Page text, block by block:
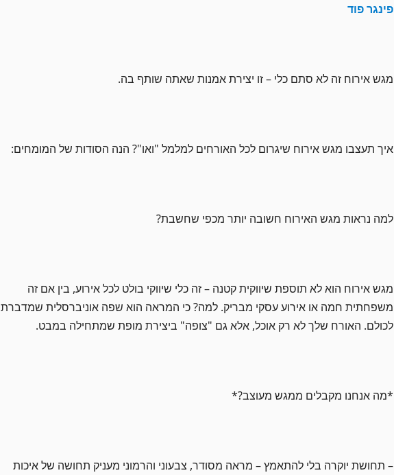
פינגר פוד
מגש אירוח זה לא סתם כלי – זו יצירת אמנות שאתה שותף בה.
איך תעצבו מגש אירוח שיגרום לכל האורחים למלמל "ואו"? הנה הסודות של המומחים:
למה נראות מגש האירוח חשובה יותר מכפי שחשבת?
מגש אירוח הוא לא תוספת שיווקית קטנה – זה כלי שיווקי בולט לכל אירוע, בין אם זה
משפחתית חמה או אירוע עסקי מבריק. למה? כי המראה הוא שפה אוניברסלית שמדברת
לכולם. האורח שלך לא רק אוכל, אלא גם "צופה" ביצירת מופת שמתחילה במבט.
*מה אנחנו מקבלים ממגש מעוצב?*
– תחושת יוקרה בלי להתאמץ – מראה מסודר, צבעוני והרמוני מעניק תחושה של איכות